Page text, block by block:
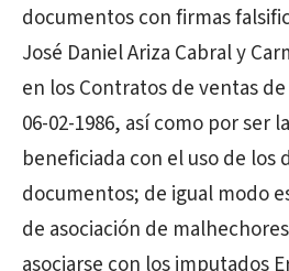
documentos con firmas
José Daniel Ariza Cabral y
en los Contratos de ventas de
06-02-1986, así como por ser
beneficiada con el uso de los
documentos; de igual modo
de asociación de